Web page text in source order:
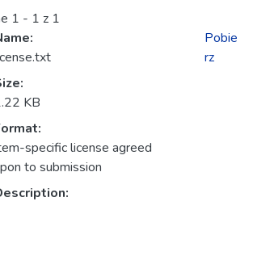
1 - 1 z 1
KB
specific license agreed
to submission
Pobie
rz